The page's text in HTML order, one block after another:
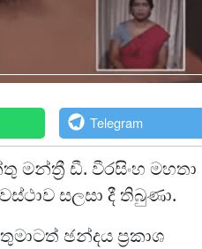
Telegram
මන්ත්‍රී ඩී. වීරසිංහ මහතා
සලසා දී තිබුණා.
ඡන්දය ප්‍රකාශ